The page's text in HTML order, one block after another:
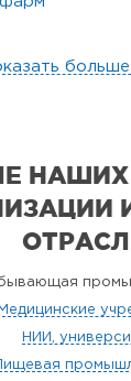
Медицинские
НИИ,
Пищевая